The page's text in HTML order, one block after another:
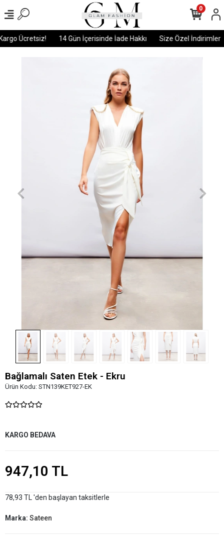
Ücretsiz! 14 Gün İçerisinde İade Hakkı Size Özel İndirimler
0
Bağlamalı Saten Etek - Ekru
Ürün Kodu: STN139KET927-EK
KARGO BEDAVA
947,10 TL
78,93 TL 'den başlayan taksitlerle
Marka: Sateen